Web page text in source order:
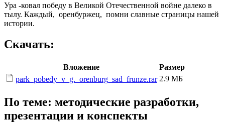
Ура -ковал победу в Великой Отечественной войне далеко в
тылу. Каждый, оренбуржец, помни славные страницы нашей
истории.
Скачать:
Вложение
Размер
park_pobedy_v_g._orenburg_sad_frunze.rar 2.9 МБ
По теме: методические разработки,
презентации и конспекты